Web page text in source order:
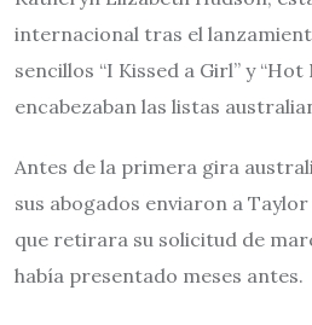
internacional tras el
sencillos “I Kissed a Girl” y “Hot
encabezaban las listas
Antes de la primera gira
sus abogados enviaron a
que retirara su solicitud de
había presentado meses antes.